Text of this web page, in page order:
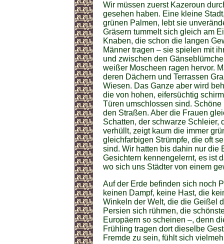
Wir müssen zuerst Kazeroun
gesehen haben. Eine kleine
grünen Palmen, lebt sie
Gräsern tummelt sich gleich am
Knaben, die schon die langen
Männer tragen – sie spielen mit
und zwischen den
weißer Moscheen ragen hervor.
deren Dächern und Terrassen
Wiesen. Das Ganze aber wird
die von hohen, eifersüchtig
Türen umschlossen sind.
den Straßen. Aber die Frauen
Schatten, der schwarze Schleier,
verhüllt, zeigt kaum die immer
gleichfarbigen Strümpfe, die oft
sind. Wir hatten bis dahin nur die
Gesichtern kennengelernt, es ist
wo sich uns Städter von einem
Auf der Erde befinden sich noch
keinen Dampf, keine Hast, die
Winkeln der Welt, die die Geißel
Persien sich rühmen, die
Europäern so scheinen –, denn
Frühling tragen dort dieselbe
Fremde zu sein, fühlt sich